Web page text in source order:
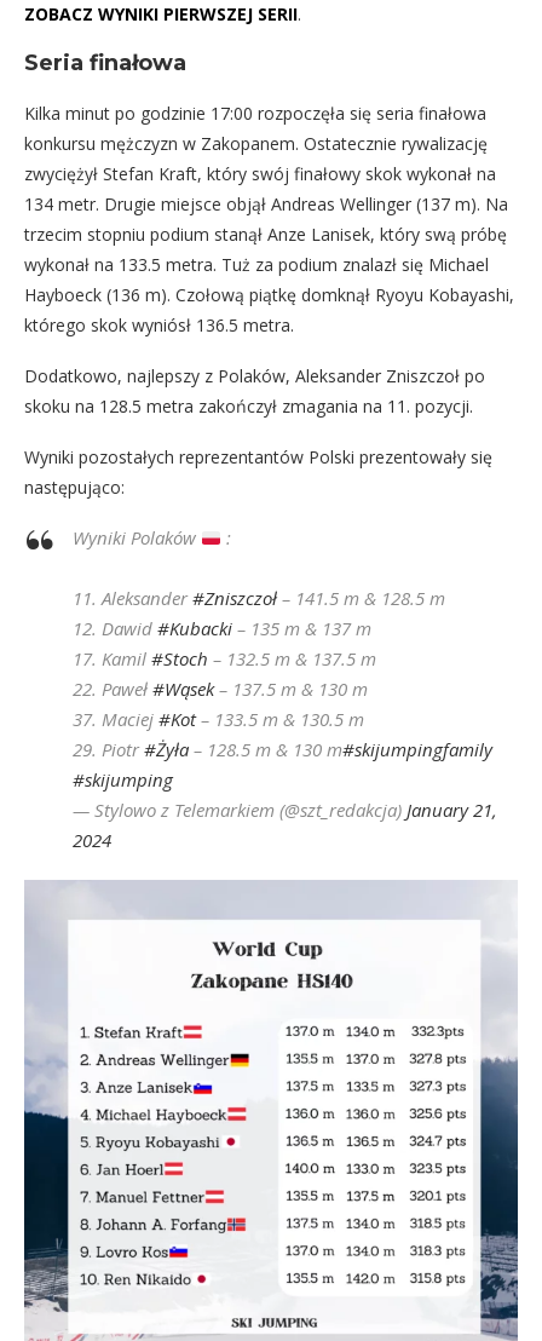
ZOBACZ WYNIKI PIERWSZEJ SERII.
Seria finałowa
Kilka minut po godzinie 17:00 rozpoczęła się seria finałowa
konkursu mężczyzn w Zakopanem. Ostatecznie rywalizację
zwyciężył Stefan Kraft, który swój finałowy skok wykonał na
134 metr. Drugie miejsce objął Andreas Wellinger (137 m). Na
trzecim stopniu podium stanął Anze Lanisek, który swą próbę
wykonał na 133.5 metra. Tuż za podium znalazł się Michael
Hayboeck (136 m). Czołową piątkę domknął Ryoyu Kobayashi,
którego skok wyniósł 136.5 metra.
Dodatkowo, najlepszy z Polaków, Aleksander Zniszczoł po
skoku na 128.5 metra zakończył zmagania na 11. pozycji.
Wyniki pozostałych reprezentantów Polski prezentowały się
następująco:
Wyniki Polaków :
11. Aleksander#Zniszczoł – 141.5 m & 128.5 m
12. Dawid #Kubacki – 135 m & 137 m
17. Kamil #Stoch – 132.5 m & 137.5 m
22. Paweł #Wąsek– 137.5 m & 130 m
37. Maciej #Kot– 133.5 m & 130.5 m
29. Piotr#Żyła – 128.5 m & 130 m#skijumpingfamily
#skijumping
— Stylowo z Telemarkiem (@szt_redakcja) January 21,
2024